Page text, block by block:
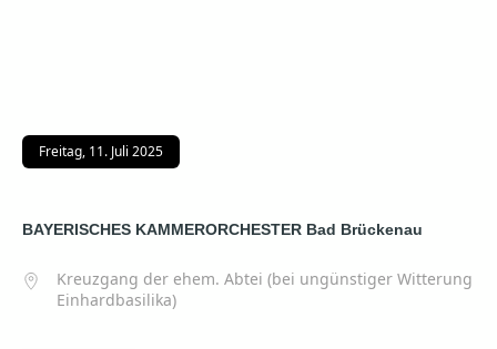
Freitag, 11. Juli 2025
BAYERISCHES KAMMERORCHESTER Bad Brückenau
Kreuzgang der ehem. Abtei (bei ungünstiger Witterung
Einhardbasilika)